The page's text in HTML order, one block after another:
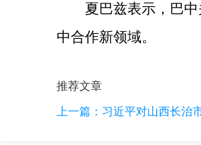
夏巴兹表示，巴
中合作新领域。
推荐文章
上一篇： 习近平对山西长治